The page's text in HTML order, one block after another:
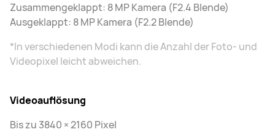
Zusammengeklappt: 8 MP Kamera (F2.4 Blende)
Ausgeklappt: 8 MP Kamera (F2.2 Blende)
*In verschiedenen Modi kann die Anzahl der Foto- und
Videopixel leicht abweichen.
Videoauflösung
Bis zu 3840 × 2160 Pixel